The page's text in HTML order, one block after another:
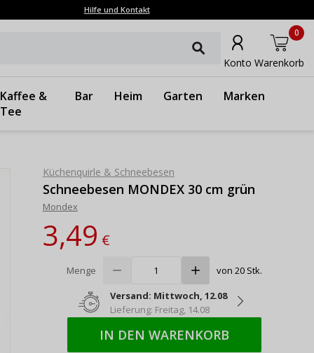
Hilfe und Kontakt
Konto Warenkorb
0
Kaffee &
Tee
Bar Heim Garten Marken
Küchenquirle & Schneebesen
Schneebesen MONDEX 30 cm grün
Mondex
3,49€
Menge von 20 Stk.
Versand: Mittwoch, 12.08
Lieferung: Freitag, 14.08
IN DEN WARENKORB